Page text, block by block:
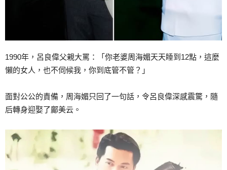
1990年，呂良偉父親大罵：「你老婆周海媚天天睡到12點，這麼
懶的女人，也不伺候我，你到底管不管？」
面對公公的責備，周海媚只回了一句話，令呂良偉深感震驚，隨
后轉身迎娶了鄺美云。